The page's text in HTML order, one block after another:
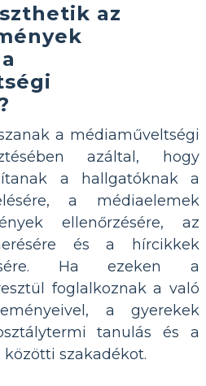
az
a médiaműveltségi
azáltal, hogy
a hallgatóknak a
a médiaelemek
ellenőrzésére, az
és a hírcikkek
Ha ezeken a
foglalkoznak a való
a gyerekek
tanulás és a
szakadékot.